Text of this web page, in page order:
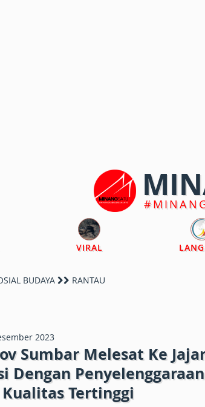
VIRAL
BUDAYA RANTAU
2023
Sumbar Melesat Ke
Dengan
Tertinggi